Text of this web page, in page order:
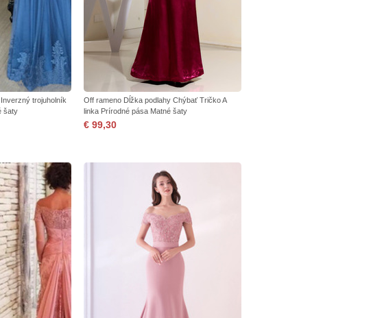
trojuholník
šaty
Off rameno Dĺžka podlahy Chýbať Tričko A
linka Prírodné pása Matné šaty
€ 99,30